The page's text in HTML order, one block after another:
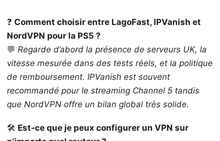
❓ Comment choisir entre LagoFast, IPVanish et
NordVPN pour la PS5 ?
💬 Regarde d’abord la présence de serveurs UK, la
vitesse mesurée dans des tests réels, et la politique
de remboursement. IPVanish est souvent
recommandé pour le streaming Channel 5 tandis
que NordVPN offre un bilan global très solide.
🛠️ Est‑ce que je peux configurer un VPN sur